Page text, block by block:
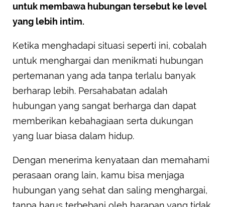
untuk membawa hubungan tersebut ke level
yang lebih intim.
Ketika menghadapi situasi seperti ini, cobalah
untuk menghargai dan menikmati hubungan
pertemanan yang ada tanpa terlalu banyak
berharap lebih. Persahabatan adalah
hubungan yang sangat berharga dan dapat
memberikan kebahagiaan serta dukungan
yang luar biasa dalam hidup.
Dengan menerima kenyataan dan memahami
perasaan orang lain, kamu bisa menjaga
hubungan yang sehat dan saling menghargai,